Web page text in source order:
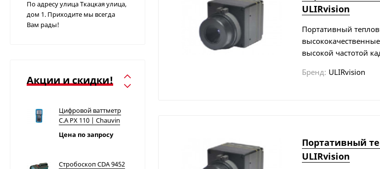
ULIRvision
Портативный
высокой частотой
Бренд: ULIRvision
Портативный
ULIRvision
По адресу улица Ткацкая улица,
дом 1. Приходите мы всегда
Вам рады!
Акции и скидки!
Измеритель
сопротивления
заземления C.A 6415 |
Цена по запросу
6609 | Chauvin Arnoux
Цена по запросу
Цифровой ваттметр
C.A PX 110 | Chauvin
Цена по запросу
Стробоскоп CDA 9452